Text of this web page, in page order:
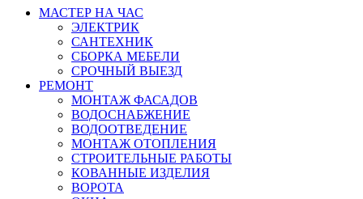
МАСТЕР НА ЧАС
ЭЛЕКТРИК
САНТЕХНИК
СБОРКА МЕБЕЛИ
СРОЧНЫЙ ВЫЕЗД
РЕМОНТ
МОНТАЖ ФАСАДОВ
ВОДОСНАБЖЕНИЕ
ВОДООТВЕДЕНИЕ
МОНТАЖ ОТОПЛЕНИЯ
СТРОИТЕЛЬНЫЕ РАБОТЫ
КОВАННЫЕ ИЗДЕЛИЯ
ВОРОТА